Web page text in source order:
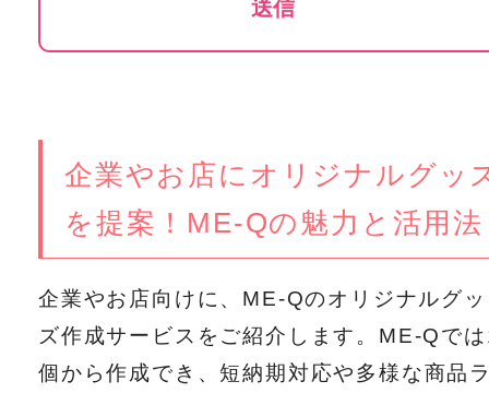
企業やお店にオリジナルグッ
を提案！ME-Qの魅力と活用法
企業やお店向けに、ME-Qのオリジナルグッ
ズ作成サービスをご紹介します。ME-Qで
個から作成でき、短納期対応や多様な商品